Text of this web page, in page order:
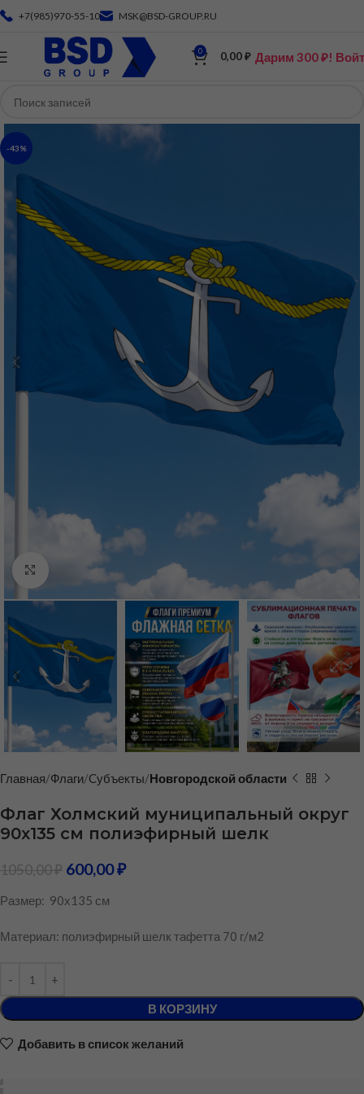
+7(985)970-55-10 MSK@BSD-GROUP.RU
0 0,00₽ Дарим 300 ₽!
-43%
Нажмите, чтобы увеличить
Главная Флаги Cубъекты Новгородской области
Флаг Холмский муниципальный округ
90х135 см полиэфирный шелк
1050,00₽ 600,00₽
Размер: 90х135 см
Материал: полиэфирный шелк тафетта 70 г/м2
В КОРЗИНУ
Добавить в список желаний